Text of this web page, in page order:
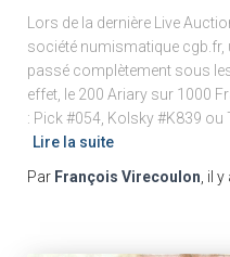
Lors de la dernière Live
société numismatique cgb.fr,
passé complètement sous
effet, le 200 Ariary sur 1000
: Pick #054, Kolsky #K839 ou
Lire la suite
Par François Virecoulon , il y